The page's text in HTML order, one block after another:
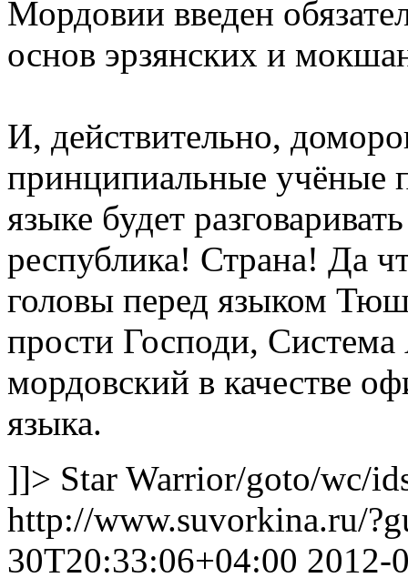
Мордовии введен
основ эрзянских и
И, действительно,
принципиальные учёные
языке будет
республика! Страна! Да
головы перед языком
прости Господи,
мордовский в качестве
языка.
]]> Star Warrior/goto/wc/
http://www.suvorkina.ru/
30T20:33:06+04:00 2012-